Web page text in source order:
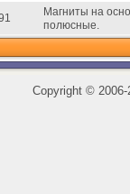
Магниты на
полюсные.
Copyright ©